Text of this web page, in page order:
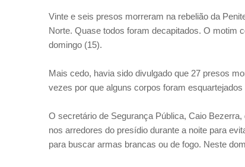
Vinte e seis presos morreram na rebelião da
Norte. Quase todos foram decapitados. O motim
domingo (15).
Mais cedo, havia sido divulgado que 27 presos
vezes por que alguns corpos foram
O secretário de Segurança Pública, Caio
nos arredores do presídio durante a noite para
para buscar armas brancas ou de fogo. Neste